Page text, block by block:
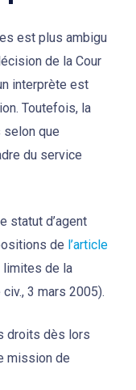
est plus ambigu
de la Cour
interprète est
Toutefois, la
que
du service
statut d’agent
de l’article
de la
3 mars 2005).
droits dès lors
mission de